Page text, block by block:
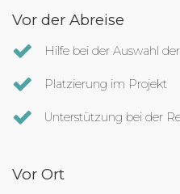
Vor der Abreise
Hilfe bei der Auswahl
Platzierung im Projekt
Unterstützung bei der
Vor Ort